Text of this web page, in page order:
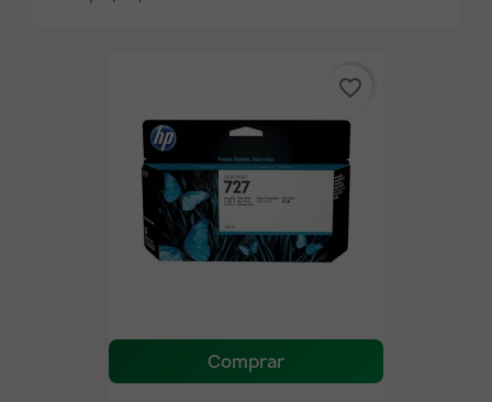
Comprar
favorite_border